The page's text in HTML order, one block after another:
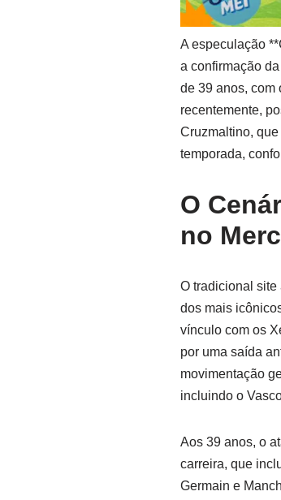
A especulação
a confirmação
de 39 anos, com
recentemente,
Cruzmaltino,
temporada,
O
no
O tradicional
dos mais
vínculo com os
por uma saída
movimentação
incluindo o
Aos 39 anos, o
carreira, que
Germain e